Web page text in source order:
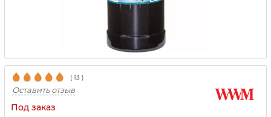
( 13 )
Оставить отзыв
Под заказ